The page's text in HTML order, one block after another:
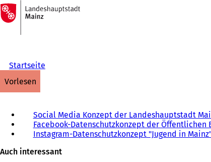
Inhalt anspringen
Zur
Startseite
Startseite
vorlesen
Social Media Konzept der Landeshauptstadt
Facebook-Datenschutzkonzept der Öffentlichen
Instagram-Datenschutzkonzept "Jugend in
Auch interessant